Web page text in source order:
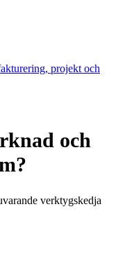
projekt och
och
verktygskedja